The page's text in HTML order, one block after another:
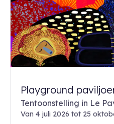
Playground
Tentoonstelling in Le
Van 4 juli 2026 tot 25